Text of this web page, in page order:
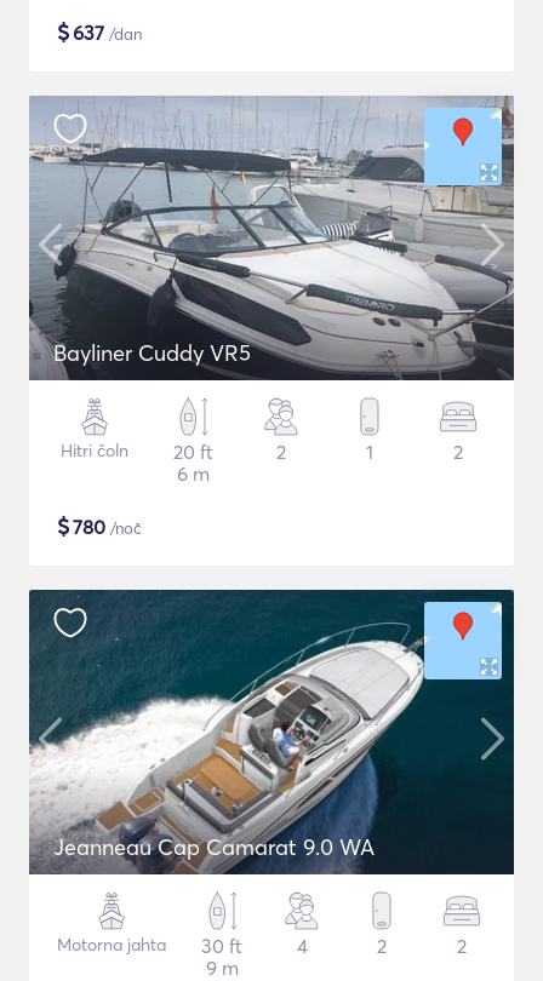
$637 /dan
Bayliner Cuddy VR5
Hitri čoln
20 ft
6 m
2 1 2
$780 /noč
Jeanneau Cap Camarat 9.0 WA
Motorna jahta
30 ft
9 m
4 2 2